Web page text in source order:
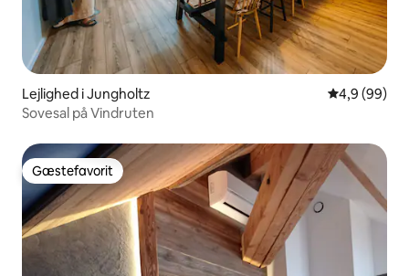
Lejlighed i Jungholtz 4,9 ud af 5 i
4,9 (99)
Sovesal på Vindruten
Gæstefavorit
Gæstefavorit